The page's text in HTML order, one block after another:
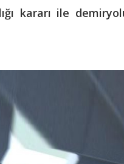
kararı ile